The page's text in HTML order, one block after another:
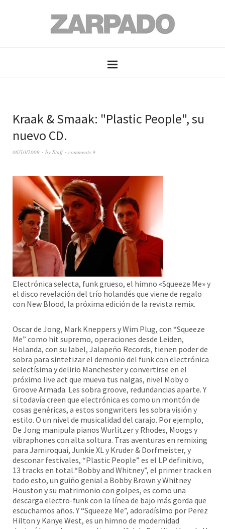
Kraak & Smaak: "Plastic People", su
nuevo CD.
06/10/2009 by Staff comments 9
Electrónica selecta, funk grueso, el himno «Squeeze Me» y
el disco revelación del trío holandés que viene de regalo
con New Blood, la próxima edición de la revista remix.
Oscar de Jong, Mark Kneppers y Wim Plug, con “Squeeze
Me” como hit supremo, operaciones desde Leiden,
Holanda, con su label, Jalapeño Records, tienen poder de
sobra para sintetizar el demonio del funk con electrónica
selectísima y delirio Manchester y convertirse en el
próximo live act que mueva tus nalgas, nivel Moby o
Groove Armada. Les sobra groove, redundancias aparte. Y
si todavía creen que electrónica es como un montón de
cosas genéricas, a estos songwriters les sobra visión y
estilo. O un nivel de musicalidad del carajo. Por ejemplo,
De Jong manipula pianos Wurlitzer y Rhodes, Moogs y
vibraphones con alta soltura. Tras aventuras en remixing
para Jamiroquai, Junkie XL y Kruder & Dorfmeister, y
desconar festivales, “Plastic People” es el LP definitivo,
13 tracks en total.“Bobby and Whitney”, el primer track en
todo esto, un guiño genial a Bobby Brown y Whitney
Houston y su matrimonio con golpes, es como una
descarga electro-funk con la línea de bajo más gorda que
escuchamos años. Y “Squeeze Me”, adoradísimo por Perez
Hilton y Kanye West, es un himno de modernidad